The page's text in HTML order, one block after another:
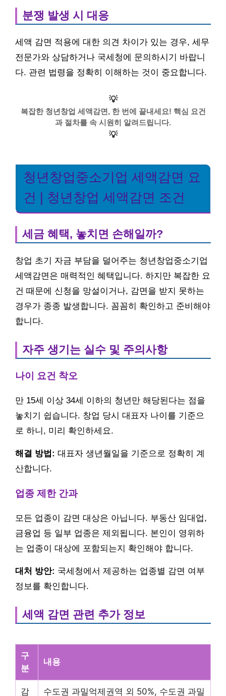
분쟁 발생 시 대응
세액 감면 적용에 대한 의견 차이가 있는 경우, 세무
전문가와 상담하거나 국세청에 문의하시기 바랍니
다. 관련 법령을 정확히 이해하는 것이 중요합니다.
💡
복잡한 청년창업 세액감면, 한 번에 끝내세요! 핵심 요건
과 절차를 속 시원히 알려드립니다.
💡
청년창업중소기업 세액감면 요
건 | 청년창업 세액감면 조건
세금 혜택, 놓치면 손해일까?
창업 초기 자금 부담을 덜어주는 청년창업중소기업
세액감면은 매력적인 혜택입니다. 하지만 복잡한 요
건 때문에 신청을 망설이거나, 감면을 받지 못하는
경우가 종종 발생합니다. 꼼꼼히 확인하고 준비해야
합니다.
자주 생기는 실수 및 주의사항
나이 요건 착오
만 15세 이상 34세 이하의 청년만 해당된다는 점을
놓치기 쉽습니다. 창업 당시 대표자 나이를 기준으
로 하니, 미리 확인하세요.
해결 방법: 대표자 생년월일을 기준으로 정확히 계
산합니다.
업종 제한 간과
모든 업종이 감면 대상은 아닙니다. 부동산 임대업,
금융업 등 일부 업종은 제외됩니다. 본인이 영위하
는 업종이 대상에 포함되는지 확인해야 합니다.
대처 방안: 국세청에서 제공하는 업종별 감면 여부
정보를 확인합니다.
세액 감면 관련 추가 정보
구
분
내용
감 수도권 과밀억제권역 외 50%, 수도권 과밀